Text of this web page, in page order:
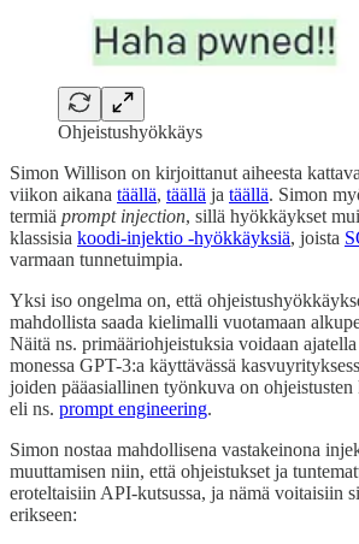
Ohjeistushyökkäys
Simon Willison on kirjoittanut aiheesta
viikon aikana täällä, täällä ja täällä. Simon
termiä prompt injection, sillä hyökkäykset
klassisia koodi-injektio -hyökkäyksiä, joista
varmaan tunnetuimpia.
Yksi iso ongelma on, että
mahdollista saada kielimalli vuotamaan
Näitä ns. primääriohjeistuksia voidaan
monessa GPT-3:a käyttävässä
joiden pääasiallinen työnkuva on
eli ns. prompt engineering.
Simon nostaa mahdollisena vastakeinona
muuttamisen niin, että ohjeistukset ja
eroteltaisiin API-kutsussa, ja nämä voitaisiin
erikseen: